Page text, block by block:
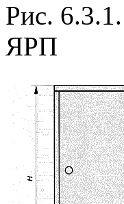
Рис.
ЯРП